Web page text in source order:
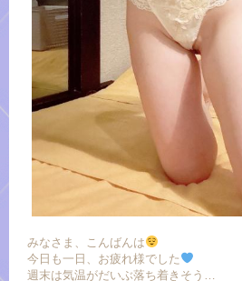
みなさま、こんばんは
今日も一日、お疲れ様でした
週末は気温がだいぶ落ち着きそう…